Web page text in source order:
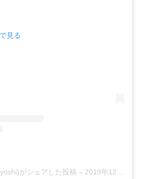
見る
がシェアした投稿 – 2019年12月月11日午後8時18分PST